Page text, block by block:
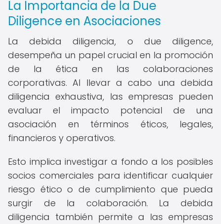
La Importancia de la Due
Diligence en Asociaciones
La debida diligencia, o due diligence,
desempeña un papel crucial en la promoción
de la ética en las colaboraciones
corporativas. Al llevar a cabo una debida
diligencia exhaustiva, las empresas pueden
evaluar el impacto potencial de una
asociación en términos éticos, legales,
financieros y operativos.
Esto implica investigar a fondo a los posibles
socios comerciales para identificar cualquier
riesgo ético o de cumplimiento que pueda
surgir de la colaboración. La debida
diligencia también permite a las empresas